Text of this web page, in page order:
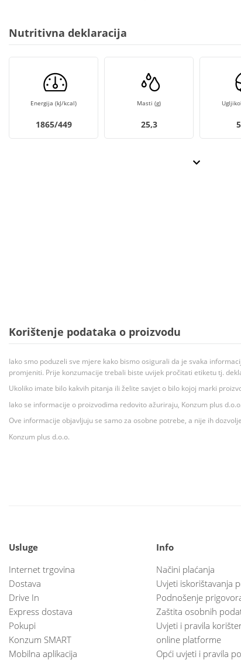
Nutritivna deklaracija
Energija (kJ/kcal)
1865/449
Masti (g)
25,3
Korištenje podataka o proizvodu
Iako smo poduzeli sve mjere kako bismo osigurali da je svaka
promjeniti. Prije konzumacije trebali biste uvijek pročitati etiketu tj.
Ukoliko imate bilo kakvih pitanja ili želite savjet o bilo kojoj marki
Iako se informacije o proizvodima redovito ažuriraju, Konzum plus
Ove informacije objavljuju se samo za osobne potrebe, a nije ih
Konzum plus d.o.o.
Usluge
Internet trgovina
Dostava
Drive In
Express dostava
Pokupi
Konzum SMART
Mobilna aplikacija
Info
Načini plaćanja
Uvjeti iskorištavanja
Podnošenje
Zaštita osobnih
Uvjeti i pravila
online platforme
Opći uvjeti i pravila